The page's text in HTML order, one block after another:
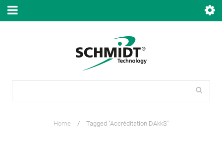
Home / Tagged "Accréditation DAkkS"